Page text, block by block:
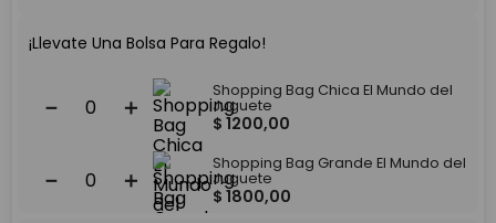
¡Llevate Una Bolsa Para Regalo!
＋
－
Shopping Bag Chica El Mundo del
Juguete
$ 1200,00
＋
－
Shopping Bag Grande El Mundo del
Juguete
$ 1800,00